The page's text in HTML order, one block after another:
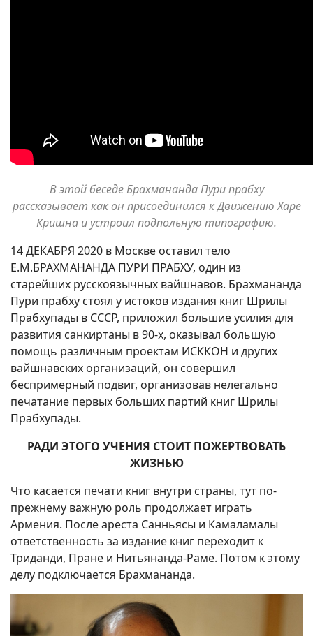
В этой беседе Брахмананда Пури прабху
рассказывает как он присоединился к Движению Харе
Кришна и устроил подпольную типографию.
14 ДЕКАБРЯ 2020 в Москве оставил тело
Е.М.БРАХМАНАНДА ПУРИ ПРАБХУ, один из
старейших русскоязычных вайшнавов. Брахмананда
Пури прабху стоял у истоков издания книг Шрилы
Прабхупады в СССР, приложил большие усилия для
развития санкиртаны в 90-х, оказывал большую
помощь различным проектам ИСККОН и других
вайшнавских организаций, он совершил
беспримерный подвиг, организовав нелегально
печатание первых больших партий книг Шрилы
Прабхупады.
РАДИ ЭТОГО УЧЕНИЯ СТОИТ ПОЖЕРТВОВАТЬ
ЖИЗНЬЮ
Что касается печати книг внутри страны, тут по-
прежнему важную роль продолжает играть
Армения. После ареста Санньясы и Камаламалы
ответственность за издание книг переходит к
Триданди, Пране и Нитьянанда-Раме. Потом к этому
делу подключается Брахмананда.